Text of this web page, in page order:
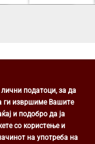
податоци, за да
ги извршиме Вашите
и подобро да ја
со користење и
на употреба на